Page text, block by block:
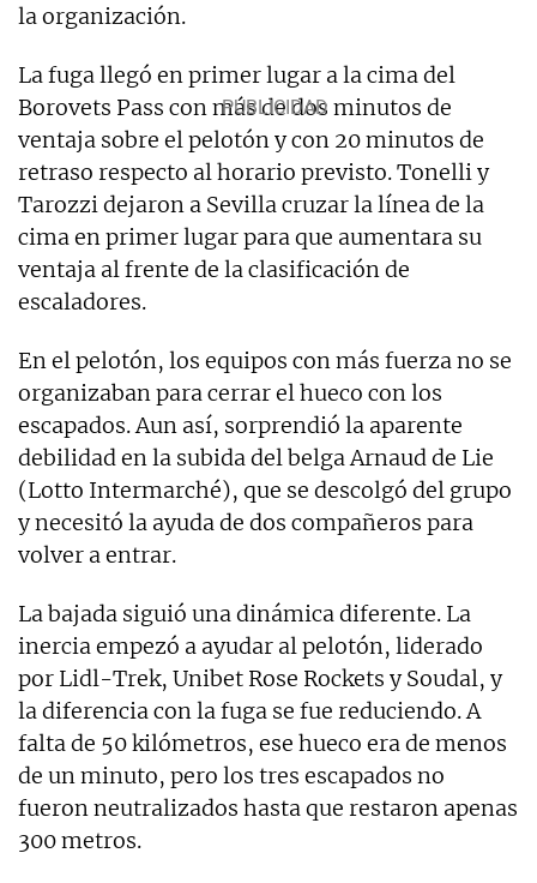
la organización.
La fuga llegó en primer lugar a la cima del
Borovets Pass con más de dos minutos de
ventaja sobre el pelotón y con 20 minutos de
retraso respecto al horario previsto. Tonelli y
Tarozzi dejaron a Sevilla cruzar la línea de la
cima en primer lugar para que aumentara su
ventaja al frente de la clasificación de
escaladores.
En el pelotón, los equipos con más fuerza no se
organizaban para cerrar el hueco con los
escapados. Aun así, sorprendió la aparente
debilidad en la subida del belga Arnaud de Lie
(Lotto Intermarché), que se descolgó del grupo
y necesitó la ayuda de dos compañeros para
volver a entrar.
La bajada siguió una dinámica diferente. La
inercia empezó a ayudar al pelotón, liderado
por Lidl-Trek, Unibet Rose Rockets y Soudal, y
la diferencia con la fuga se fue reduciendo. A
falta de 50 kilómetros, ese hueco era de menos
de un minuto, pero los tres escapados no
fueron neutralizados hasta que restaron apenas
300 metros.